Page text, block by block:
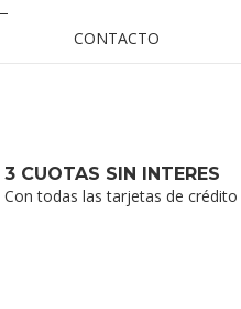
CONTACTO
3 CUOTAS SIN INTERES
Con todas las tarjetas de crédito